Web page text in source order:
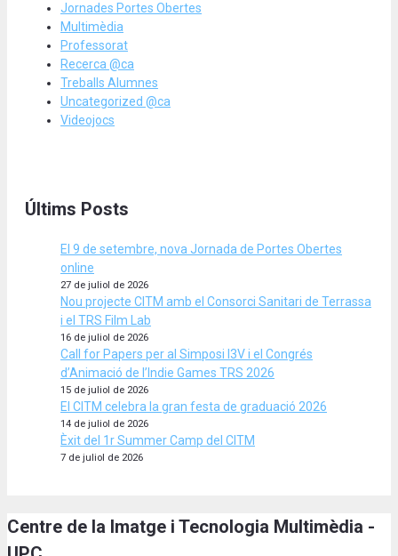
Jornades Portes Obertes
Multimèdia
Professorat
Recerca @ca
Treballs Alumnes
Uncategorized @ca
Videojocs
Últims Posts
El 9 de setembre, nova Jornada de Portes Obertes
online
27 de juliol de 2026
Nou projecte CITM amb el Consorci Sanitari de Terrassa
i el TRS Film Lab
16 de juliol de 2026
Call for Papers per al Simposi I3V i el Congrés
d’Animació de l’Indie Games TRS 2026
15 de juliol de 2026
El CITM celebra la gran festa de graduació 2026
14 de juliol de 2026
Èxit del 1r Summer Camp del CITM
7 de juliol de 2026
Centre de la Imatge i Tecnologia Multimèdia -